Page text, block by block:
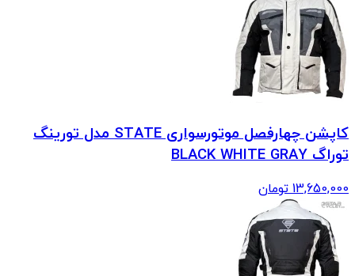
کاپشن چهارفصل موتورسواری STATE مدل تورینگ
توراگ BLACK WHITE GRAY
13,650,000 تومان